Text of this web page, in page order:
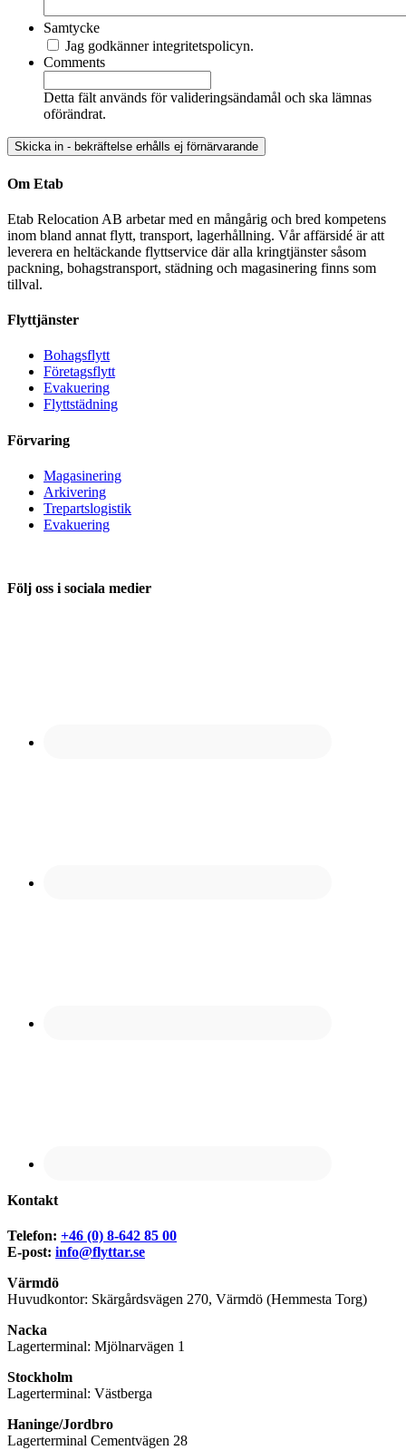
Samtycke
Jag godkänner integritetspolicyn.
Comments
Detta fält används för valideringsändamål och ska lämnas
oförändrat.
Om Etab
Etab Relocation AB arbetar med en mångårig och bred kompetens
inom bland annat flytt, transport, lagerhållning. Vår affärsidé är att
leverera en heltäckande flyttservice där alla kringtjänster såsom
packning, bohagstransport, städning och magasinering finns som
tillval.
Flyttjänster
Bohagsflytt
Företagsflytt
Evakuering
Flyttstädning
Förvaring
Magasinering
Arkivering
Trepartslogistik
Evakuering
Följ oss i sociala medier
Kontakt
Telefon: +46 (0) 8-642 85 00
E-post: info@flyttar.se
Värmdö
Huvudkontor: Skärgårdsvägen 270, Värmdö (Hemmesta Torg)
Nacka
Lagerterminal: Mjölnarvägen 1
Stockholm
Lagerterminal: Västberga
Haninge/Jordbro
Lagerterminal Cementvägen 28